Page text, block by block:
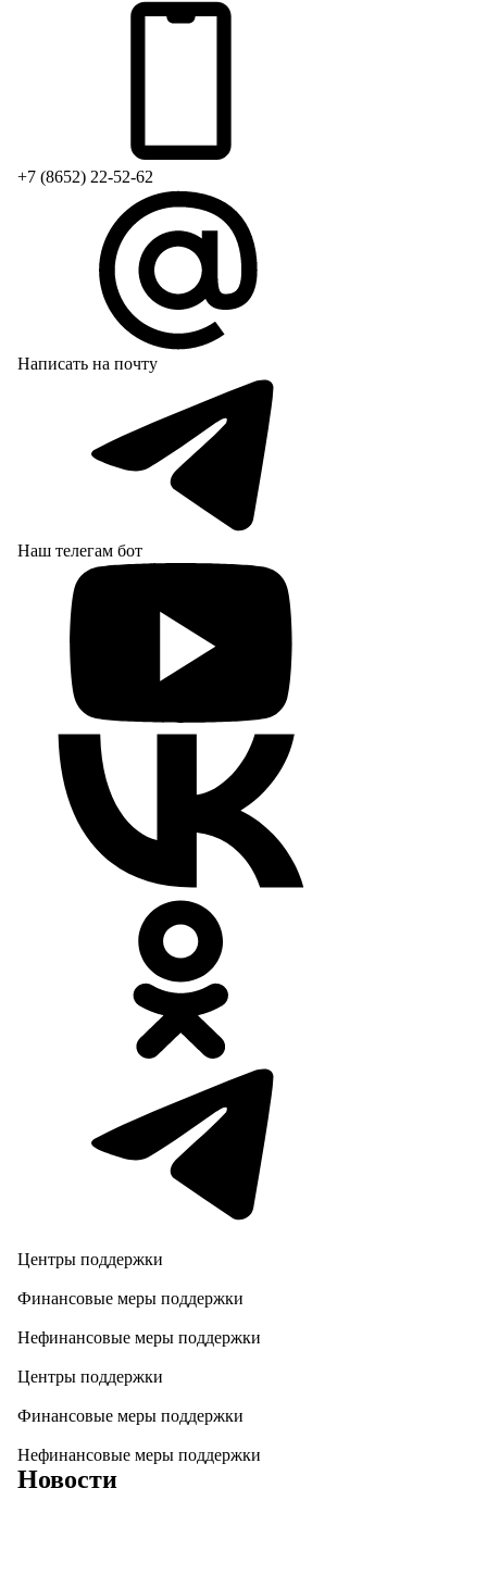
+7 (8652) 22-52-62
Написать на почту
Наш телегам бот
Центры поддержки
Финансовые меры поддержки
Нефинансовые меры поддержки
Центры поддержки
Финансовые меры поддержки
Нефинансовые меры поддержки
Новости